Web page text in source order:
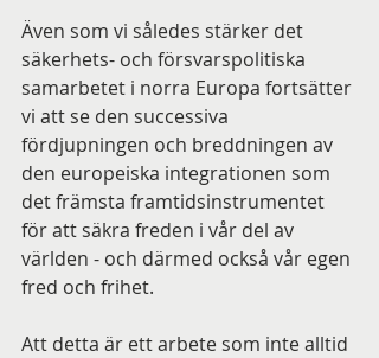
Även som vi således stärker det
säkerhets- och försvarspolitiska
samarbetet i norra Europa fortsätter
vi att se den successiva
fördjupningen och breddningen av
den europeiska integrationen som
det främsta framtidsinstrumentet
för att säkra freden i vår del av
världen - och därmed också vår egen
fred och frihet.
Att detta är ett arbete som inte alltid